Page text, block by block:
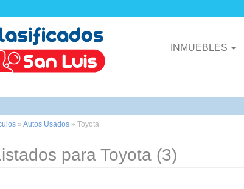
INMUEBLES
» Autos Usados » Toyota
para Toyota (3)